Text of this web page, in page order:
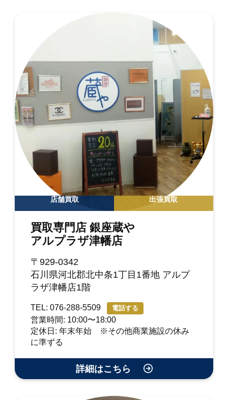
店舗買取 出張買取
買取専門店 銀座蔵や
アルプラザ津幡店
〒929-0342
石川県河北郡北中条1丁目1番地 アルプ
ラザ津幡店1階
TEL: 076-288-5509 電話する
営業時間: 10:00〜18:00
定休日: 年末年始 ※その他商業施設の休み
に準ずる
詳細はこちら